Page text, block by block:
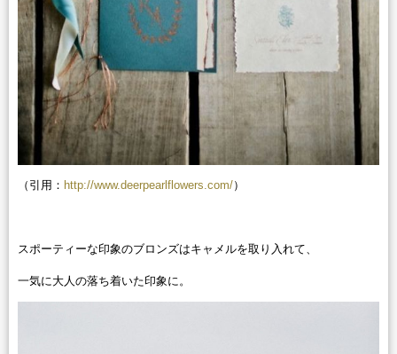
（引用： http://www.deerpearlflowers.com/）
スポーティーな印象のブロンズはキャメルを取り入れて、
一気に大人の落ち着いた印象に。